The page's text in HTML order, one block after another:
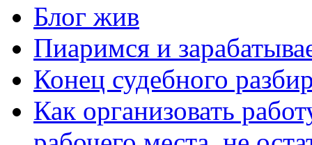
Блог жив
Пиаримся и
Конец судебного
Как организовать